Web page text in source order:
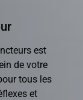
est
de votre
tous les
et